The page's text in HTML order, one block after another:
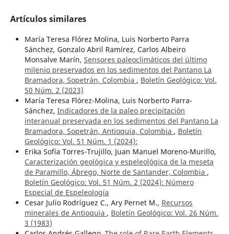
Artículos similares
María Teresa Flórez Molina, Luis Norberto Parra
Sánchez, Gonzalo Abril Ramírez, Carlos Albeiro
Monsalve Marín, Sensores paleoclimáticos del último
milenio preservados en los sedimentos del Pantano La
Bramadora, Sopetrán, Colombia , Boletín Geológico: Vol.
50 Núm. 2 (2023)
María Teresa Flórez-Molina, Luis Norberto Parra-
Sánchez, Indicadores de la paleo precipitación
interanual preservada en los sedimentos del Pantano La
Bramadora, Sopetrán, Antioquia, Colombia , Boletín
Geológico: Vol. 51 Núm. 1 (2024):
Erika Sofía Torres-Trujillo, Juan Manuel Moreno-Murillo,
Caracterización geológica y espeleológica de la meseta
de Paramillo, Ábrego, Norte de Santander, Colombia ,
Boletín Geológico: Vol. 51 Núm. 2 (2024): Número
Especial de Espeleología
Cesar Julio Rodríguez C., Ary Pernet M., Recursos
minerales de Antioquia , Boletín Geológico: Vol. 26 Núm.
3 (1983)